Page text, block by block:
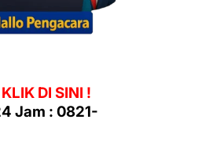
DI SINI !
Jam : 0821-